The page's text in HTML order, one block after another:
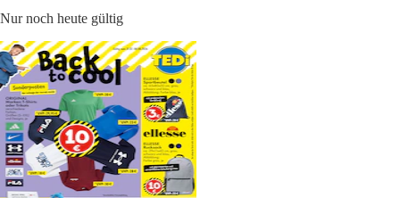
Nur noch heute gültig